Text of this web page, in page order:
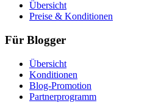
Übersicht
Preise & Konditionen
Für Blogger
Übersicht
Konditionen
Blog-Promotion
Partnerprogramm